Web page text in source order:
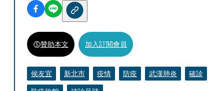
贊助本文 加入訂閱會員
侯友宜 新北市 疫情 防疫 武漢肺炎
確診